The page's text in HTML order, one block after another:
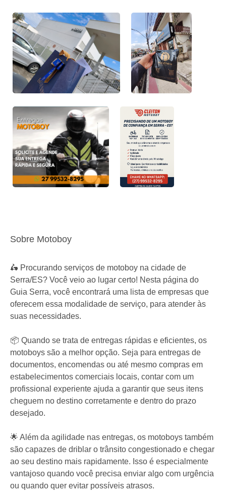
Sobre Motoboy
🛵 Procurando serviços de motoboy na cidade de
Serra/ES? Você veio ao lugar certo! Nesta página do
Guia Serra, você encontrará uma lista de empresas que
oferecem essa modalidade de serviço, para atender às
suas necessidades.
📦 Quando se trata de entregas rápidas e eficientes, os
motoboys são a melhor opção. Seja para entregas de
documentos, encomendas ou até mesmo compras em
estabelecimentos comerciais locais, contar com um
profissional experiente ajuda a garantir que seus itens
cheguem no destino corretamente e dentro do prazo
desejado.
🌟 Além da agilidade nas entregas, os motoboys também
são capazes de driblar o trânsito congestionado e chegar
ao seu destino mais rapidamente. Isso é especialmente
vantajoso quando você precisa enviar algo com urgência
ou quando quer evitar possíveis atrasos.